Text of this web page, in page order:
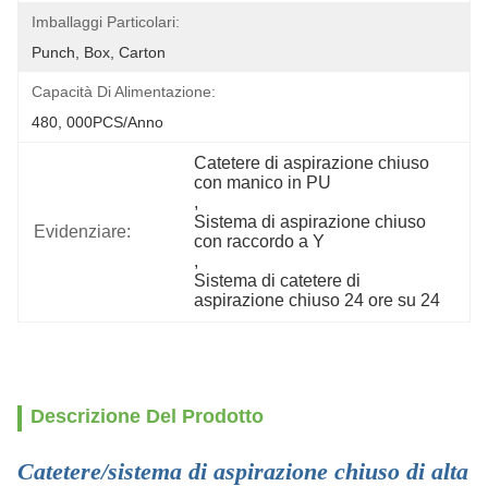
Imballaggi Particolari:
Punch, Box, Carton
Capacità Di Alimentazione:
480, 000PCS/anno
Evidenziare:
Catetere di aspirazione chiuso
con manico in PU
,
Sistema di aspirazione chiuso
con raccordo a Y
,
Sistema di catetere di
aspirazione chiuso 24 ore su 24
Descrizione Del Prodotto
Catetere/sistema di aspirazione chiuso di alta